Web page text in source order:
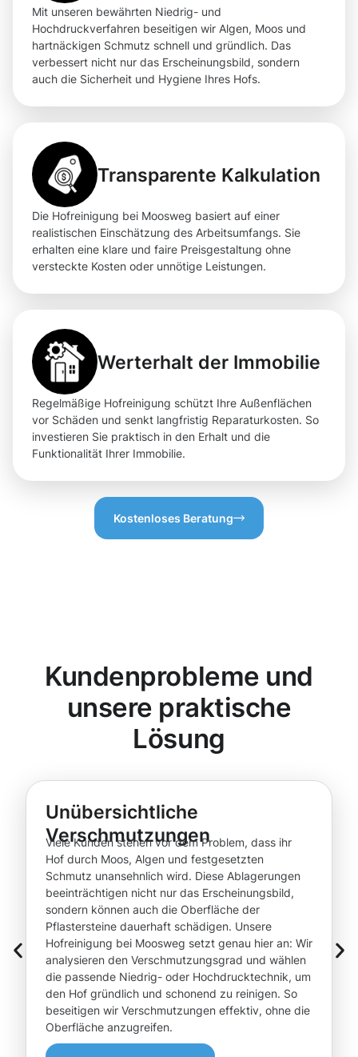
Mit unseren bewährten Niedrig- und
Hochdruckverfahren beseitigen wir Algen, Moos und
hartnäckigen Schmutz schnell und gründlich. Das
verbessert nicht nur das Erscheinungsbild, sondern
auch die Sicherheit und Hygiene Ihres Hofs.
Transparente Kalkulation
Die Hofreinigung bei Moosweg basiert auf einer
realistischen Einschätzung des Arbeitsumfangs. Sie
erhalten eine klare und faire Preisgestaltung ohne
versteckte Kosten oder unnötige Leistungen.
Werterhalt der Immobilie
Regelmäßige Hofreinigung schützt Ihre Außenflächen
vor Schäden und senkt langfristig Reparaturkosten. So
investieren Sie praktisch in den Erhalt und die
Funktionalität Ihrer Immobilie.
Kostenloses Beratung
Kundenprobleme und
unsere praktische
Lösung
Unübersichtliche
Verschmutzungen
Viele Kunden stehen vor dem Problem, dass ihr
Hof durch Moos, Algen und festgesetzten
Schmutz unansehnlich wird. Diese Ablagerungen
beeinträchtigen nicht nur das Erscheinungsbild,
sondern können auch die Oberfläche der
Pflastersteine dauerhaft schädigen. Unsere
Hofreinigung bei Moosweg setzt genau hier an: Wir
analysieren den Verschmutzungsgrad und wählen
die passende Niedrig- oder Hochdrucktechnik, um
den Hof gründlich und schonend zu reinigen. So
beseitigen wir Verschmutzungen effektiv, ohne die
Oberfläche anzugreifen.